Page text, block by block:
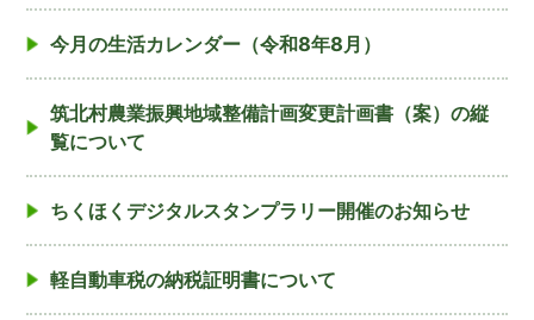
今月の生活カレンダー（令和8年8月）
筑北村農業振興地域整備計画変更計画書（案）の縦
覧について
ちくほくデジタルスタンプラリー開催のお知らせ
軽自動車税の納税証明書について